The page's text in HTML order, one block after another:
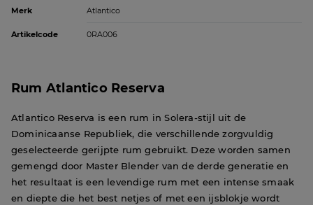
Merk Atlantico
Artikelcode 0RA006
Rum Atlantico Reserva
Atlantico Reserva is een rum in Solera-stijl uit de
Dominicaanse Republiek, die verschillende zorgvuldig
geselecteerde gerijpte rum gebruikt. Deze worden samen
gemengd door Master Blender van de derde generatie en
het resultaat is een levendige rum met een intense smaak
en diepte die het best netjes of met een ijsblokje wordt